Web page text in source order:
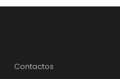
Contactos